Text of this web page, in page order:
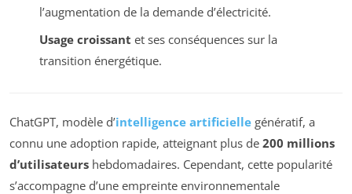
l’augmentation de la demande d’électricité.
Usage croissant et ses conséquences sur la
transition énergétique.
ChatGPT, modèle d’intelligence artificielle génératif, a
connu une adoption rapide, atteignant plus de 200 millions
d’utilisateurs hebdomadaires. Cependant, cette popularité
s’accompagne d’une empreinte environnementale